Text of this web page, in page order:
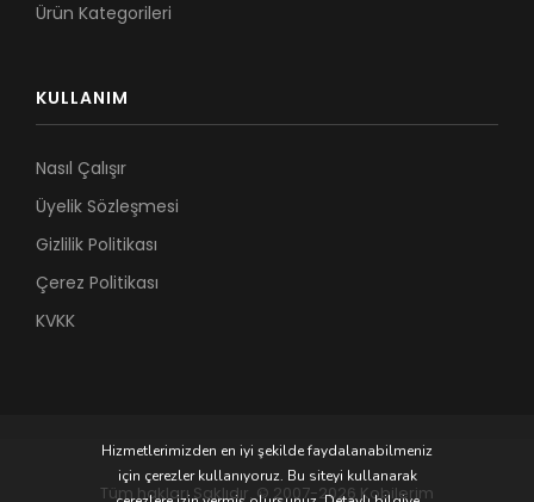
Ürün Kategorileri
KULLANIM
Nasıl Çalışır
Üyelik Sözleşmesi
Gizlilik Politikası
Çerez Politikası
KVKK
Tüm hakları Saklıdır. © 2007-2026 Kobilerim
Hizmetlerimizden en iyi şekilde faydalanabilmeniz
için çerezler kullanıyoruz. Bu siteyi kullanarak